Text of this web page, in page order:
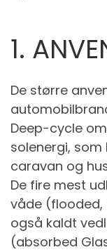
1.
De større
Deep-cycle
solenergi,
caravan og
De fire mest
våde (flooded,
også kaldt
(absorbed